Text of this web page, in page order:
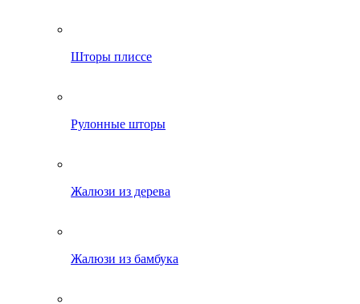
Шторы плиссе
Рулонные шторы
Жалюзи из дерева
Жалюзи из бамбука